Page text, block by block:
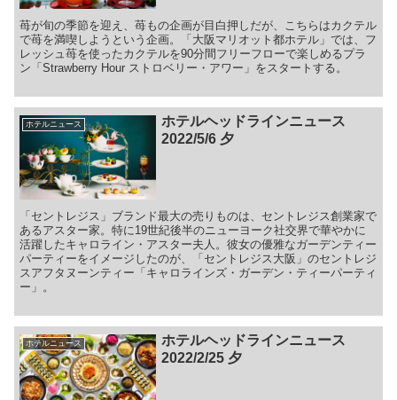
苺が旬の季節を迎え、苺もの企画が目白押しだが、こちらはカクテル
で苺を満喫しようという企画。「大阪マリオット都ホテル」では、フ
レッシュ苺を使ったカクテルを90分間フリーフローで楽しめるプラ
ン「Strawberry Hour ストロベリー・アワー」をスタートする。
ホテルニュース
ホテルヘッドラインニュース
2022/5/6 夕
「セントレジス」ブランド最大の売りものは、セントレジス創業家で
あるアスター家。特に19世紀後半のニューヨーク社交界で華やかに
活躍したキャロライン・アスター夫人。彼女の優雅なガーデンティー
パーティーをイメージしたのが、「セントレジス大阪」のセントレジ
スアフタヌーンティー「キャロラインズ・ガーデン・ティーパーティ
ー」。
ホテルニュース
ホテルヘッドラインニュース
2022/2/25 夕